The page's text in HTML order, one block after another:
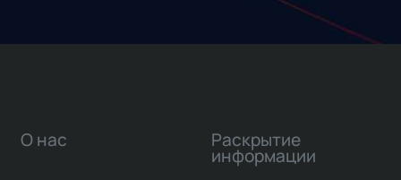
О нас Раскрытие
информации